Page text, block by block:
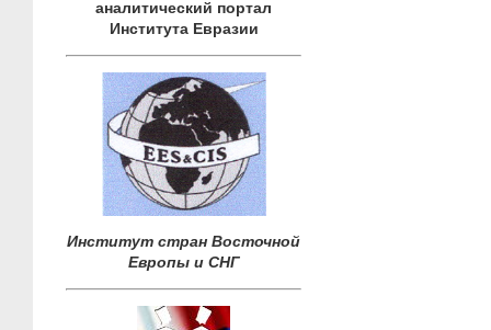
аналитический портал
Института Евразии
Институт стран Восточной
Европы и СНГ